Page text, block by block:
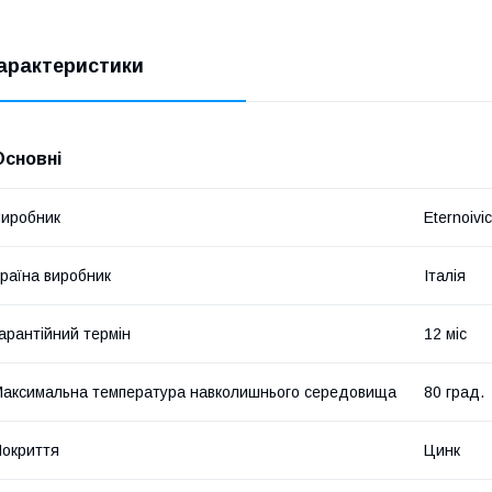
виробник Італія
термін 12 міс
температура навколишнього середовища 80 град.
Цинк